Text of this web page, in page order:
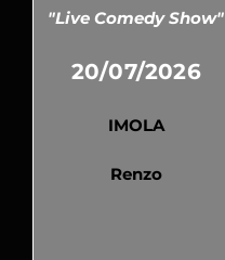
"Live Comedy Show"
20/07/2026
IMOLA
Renzo